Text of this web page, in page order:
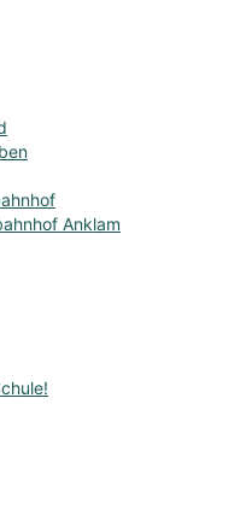
Anklam